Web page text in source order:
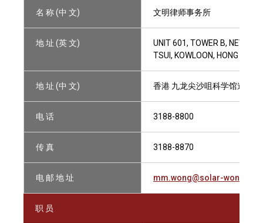
名 称 (中 文) 文明律师事务所
地 址 (英 文)
UNIT 601, TOWER B, NEW
TSUI, KOWLOON, HONG KONG
地 址 (中 文) 香港 九龙尖沙咀科学馆道14
电 话 3188-8800
传 真 3188-8870
电 邮 地 址 mm.wong@solar-
职 员